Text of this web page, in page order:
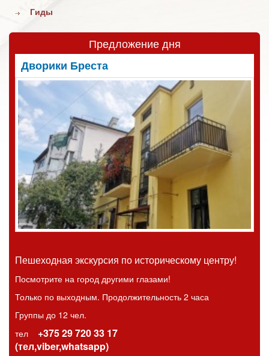
Гиды
Предложение дня
Дворики Бреста
Пешеходная экскурсия по историческому центру!
Посмотрите на город другими глазами!
Только по выходным. Продолжительность 2 часа
Группы до 12 чел.
тел +375 29 720 33 17
(тел,viber,whatsapp)